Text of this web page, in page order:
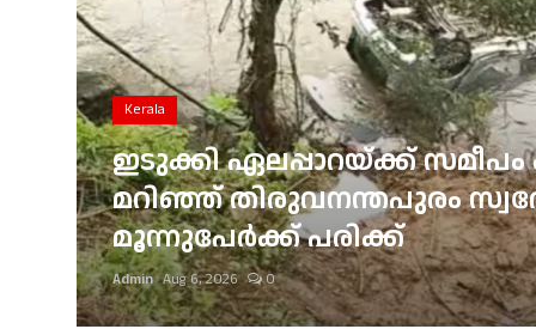
Jobs Mall
Automotive
Shop Online
Education
Business
Kerala
ഇടുക്കി ഏലപ്പാറയ്ക്ക് സമീപം
മറിഞ്ഞ് തിരുവനന്തപുരം
മൂന്നുപേർക്ക് പരിക്ക്
Admin Aug 6, 2026 0